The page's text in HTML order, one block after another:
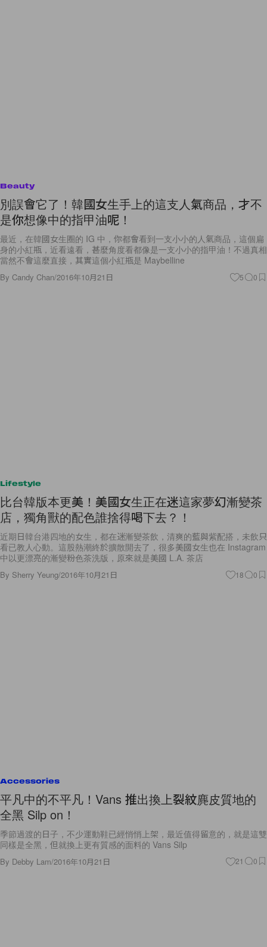
Beauty
別誤會它了！韓國女生手上的這支人氣商品，才不
是你想像中的指甲油呢！
最近，在韓國女生圈的 IG 中，你都會看到一支小小的人氣商品，這個扁
身的小紅瓶，近看遠看，甚麼角度看都像是一支小小的指甲油！不過真相
當然不會這麼直接，其實這個小紅瓶是 Maybelline
By Candy Chan/2016年10月21日 5 0
Lifestyle
比台韓版本更美！美國女生正在迷這家夢幻漸變茶
店，獨角獸的配色誰捨得喝下去？！
近期日韓台港四地的女生，都在迷漸變茶飲，清爽的藍與紫配搭，未飲只
看已教人心動。這股熱潮終於擴散開去了，很多美國女生也在 Instagram
中以更漂亮的漸變粉色茶洗版，原來就是美國 L.A. 茶店
By Sherry Yeung/2016年10月21日 18 0
Accessories
平凡中的不平凡！Vans 推出換上裂紋麂皮質地的
全黑 Silp on！
季節過渡的日子，不少運動鞋已經悄悄上架，最近值得留意的，就是這雙
同樣是全黑，但就換上更有質感的面料的 Vans Silp
By Debby Lam/2016年10月21日 21 0